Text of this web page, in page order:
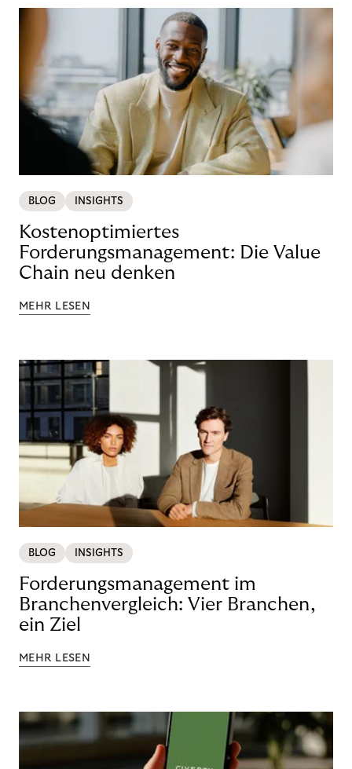
BLOG INSIGHTS
Kostenoptimiertes
Forderungsmanagement: Die Value
Chain neu denken
MEHR LESEN
BLOG INSIGHTS
Forderungsmanagement im
Branchenvergleich: Vier Branchen,
ein Ziel
MEHR LESEN